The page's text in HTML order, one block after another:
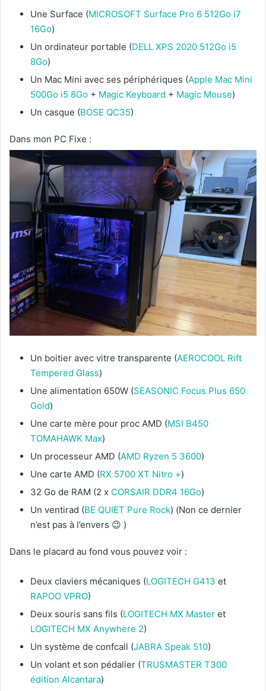
Une Surface (MICROSOFT Surface Pro 6 512Go i7
16Go)
Un ordinateur portable (DELL XPS 2020 512Go i5
8Go)
Un Mac Mini avec ses périphériques (Apple Mac Mini
500Go i5 8Go + Magic Keyboard + Magic Mouse)
Un casque (BOSE QC35)
Dans mon PC Fixe :
Un boitier avec vitre transparente (AEROCOOL Rift
Tempered Glass)
Une alimentation 650W (SEASONIC Focus Plus 650
Gold)
Une carte mère pour proc AMD (MSI B450
TOMAHAWK Max)
Un processeur AMD (AMD Ryzen 5 3600)
Une carte AMD (RX 5700 XT Nitro +)
32 Go de RAM (2 x CORSAIR DDR4 16Go)
Un ventirad (BE QUIET Pure Rock) (Non ce dernier
n’est pas à l’envers 😉 )
Dans le placard au fond vous pouvez voir :
Deux claviers mécaniques (LOGITECH G413 et
RAPOO VPRO)
Deux souris sans fils (LOGITECH MX Master et
LOGITECH MX Anywhere 2)
Un système de confcall (JABRA Speak 510)
Un volant et son pédalier (TRUSMASTER T300
édition Alcantara)